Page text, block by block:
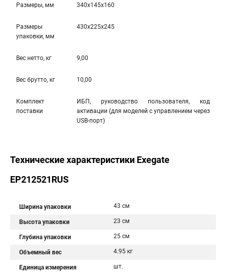
Размеры, мм 340x145x160
Размеры
упаковки, мм
430x225x245
Вес нетто, кг 9,00
Вес брутто, кг 10,00
Комплект
поставки
ИБП, руководство пользователя, код
активации (для моделей с управлением через
USB-порт)
Технические характеристики Exegate
EP212521RUS
Ширина упаковки 43 см
Высота упаковки 23 см
Глубина упаковки 25 см
Объемный вес 4.95 кг
Единица измерения шт.